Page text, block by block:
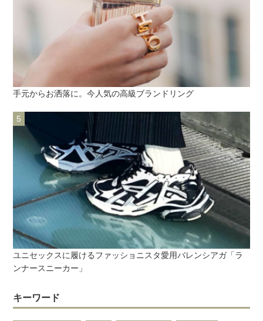
手元からお洒落に。今人気の高級ブランドリング
ユニセックスに履けるファッショニスタ愛用バレンシアガ「ラ
ンナースニーカー」
キーワード